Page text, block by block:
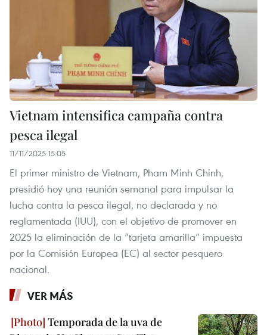
Vietnam intensifica campaña contra
pesca ilegal
11/11/2025 15:05
El primer ministro de Vietnam, Pham Minh Chinh,
presidió hoy una reunión semanal para impulsar la
lucha contra la pesca ilegal, no declarada y no
reglamentada (IUU), con el objetivo de promover en
2025 la eliminación de la “tarjeta amarilla” impuesta
por la Comisión Europea (EC) al sector pesquero
nacional.
VER MÁS
Temporada de la uva de